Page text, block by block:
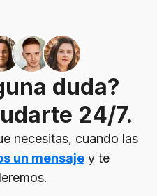
duda?
24/7.
necesitas, cuando las
un mensajey te